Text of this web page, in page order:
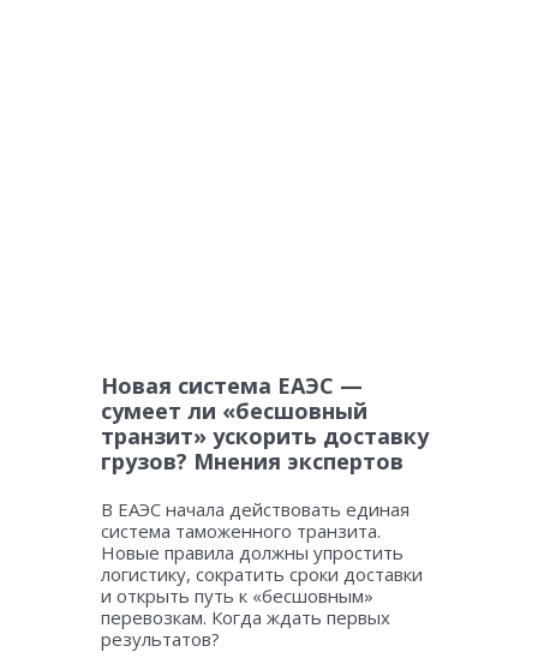
Новая система ЕАЭС —
сумеет ли «бесшовный
транзит» ускорить доставку
грузов? Мнения экспертов
В ЕАЭС начала действовать единая
система таможенного транзита.
Новые правила должны упростить
логистику, сократить сроки доставки
и открыть путь к «бесшовным»
перевозкам. Когда ждать первых
результатов?